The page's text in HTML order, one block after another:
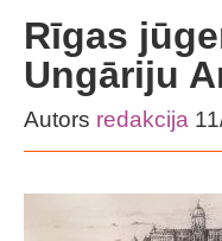
Rīgas
Ungāriju
Autors redakcija